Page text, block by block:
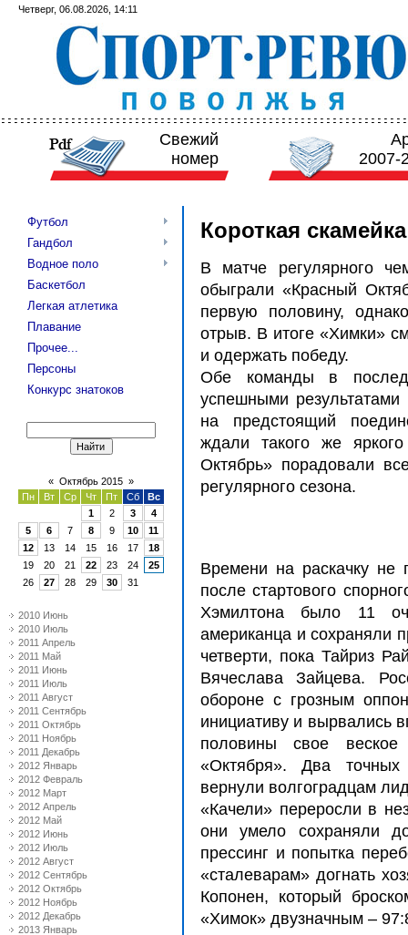
Четверг, 06.08.2026, 14:11
Свежий
номер
2007-
Футбол
Гандбол
Водное поло
Баскетбол
Легкая атлетика
Плавание
Прочее...
Персоны
Конкурс знатоков
« Октябрь 2015 »
Пн
Вт Ср Чт Пт Сб
Вс
1
2 3
4
5
6 7 8 9 10
11
12
13 14 15 16 17
18
19
20 21 22 23 24
25
26
27 28 29 30 31
2010 Июнь
2010 Июль
2011 Апрель
2011 Май
2011 Июнь
2011 Июль
2011 Август
2011 Сентябрь
2011 Октябрь
2011 Ноябрь
2011 Декабрь
2012 Январь
2012 Февраль
2012 Март
2012 Апрель
2012 Май
2012 Июнь
2012 Июль
2012 Август
2012 Сентябрь
2012 Октябрь
2012 Ноябрь
2012 Декабрь
2013 Январь
Короткая
В матче регулярного
обыграли «Красный
первую половину,
отрыв. В итоге «Химки»
и одержать победу.
Обе команды в
успешными результатами
на предстоящий
ждали такого же
Октябрь» порадовали
регулярного сезона.
Времени на раскачку не
после стартового
Хэмилтона было 11
американца и сохраняли
четверти, пока Тайриз
Вячеслава Зайцева.
обороне с грозным
инициативу и вырвались
половины свое
«Октября». Два
вернули волгоградцам
«Качели» переросли в
они умело сохраняли
прессинг и попытка
«сталеварам» догнать
Копонен, который
«Химок» двузначным –